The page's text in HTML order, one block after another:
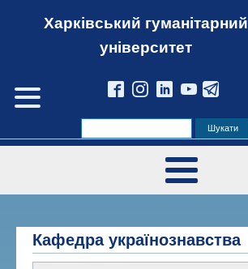
Харківський гуманітарний
університет
Кафедра українознавства